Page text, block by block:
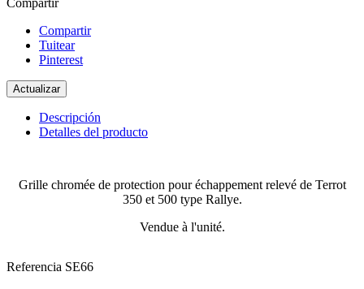
Compartir
Tuitear
Pinterest
Descripción
Detalles del producto
Grille chromée de protection pour échappement relevé de Terrot
350 et 500 type Rallye.
Vendue à l'unité.
Referencia SE66